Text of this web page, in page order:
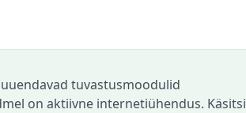
tuvastusmoodulid
on aktiivne internetiühendus. Käsitsi